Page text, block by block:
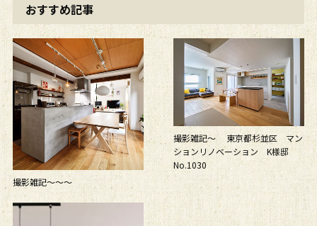
おすすめ記事
撮影雑記～～～
撮影雑記～ 東京都杉並区 マン
ションリノベーション K様邸
No.1030